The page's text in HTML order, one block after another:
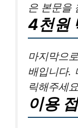
은 본문을
4천원
마지막으
배입니다.
릭해주세
이용